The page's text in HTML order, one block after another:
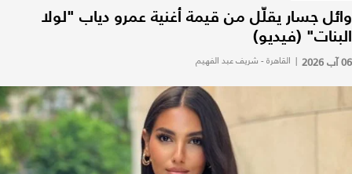
وائل جسار يقلّل من قيمة أغنية عمرو دياب "لولا
البنات" (فيديو)
06 آب 2026 | القاهرة - شريف عبد الفهيم